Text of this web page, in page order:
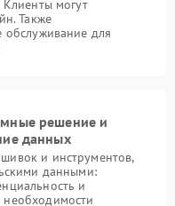
могут
Также
обслуживание для
решение и
данных
и инструментов,
данными:
и